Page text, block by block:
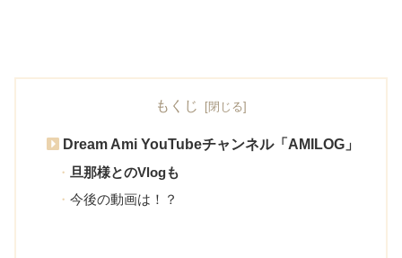
もくじ
Dream Ami YouTubeチャンネル「AMILOG」
旦那様とのVlogも
今後の動画は！？